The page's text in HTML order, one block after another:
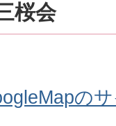
桜会
の